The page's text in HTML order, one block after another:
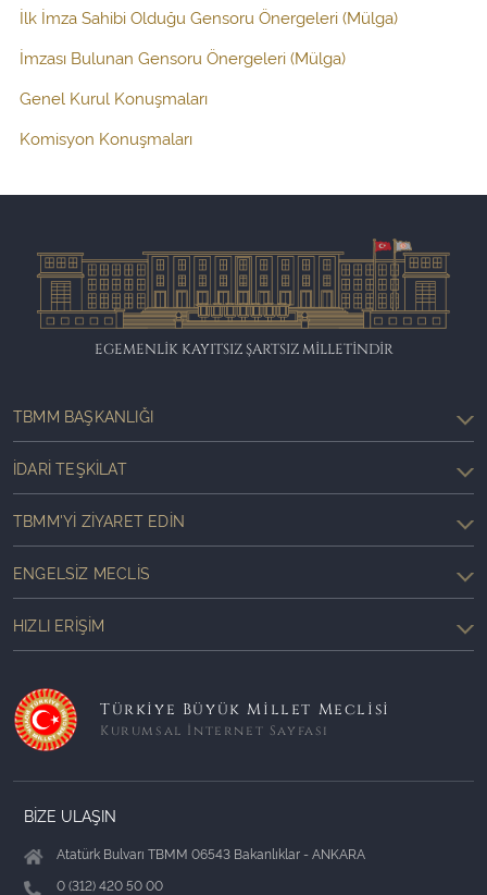
İlk İmza Sahibi Olduğu Gensoru Önergeleri (Mülga)
İmzası Bulunan Gensoru Önergeleri (Mülga)
Genel Kurul Konuşmaları
Komisyon Konuşmaları
EGEMENLİK KAYITSIZ ŞARTSIZ MİLLETİNDİR
TBMM BAŞKANLIĞI
İDARI TEŞKILAT
TBMM'YI ZIYARET EDIN
ENGELSIZ MECLIS
HIZLI ERIŞIM
Türkiye Büyük Millet Meclisi
Kurumsal İnternet Sayfası
BİZE ULAŞIN
Atatürk Bulvarı TBMM 06543 Bakanlıklar - ANKARA
0 (312) 420 50 00